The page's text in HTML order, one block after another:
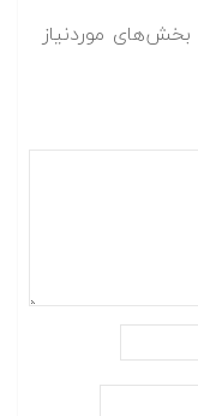
بخش‌های موردنیاز